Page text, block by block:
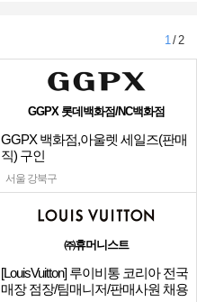
1/ 2
GGPX 롯데백화점/NC백화점
GGPX 백화점,아울렛 세일즈(판매
직) 구인
서울 강북구
㈜휴머니스트
[LouisVuitton] 루이비통 코리아 전국
매장 점장/팀매니저/판매사원 채용